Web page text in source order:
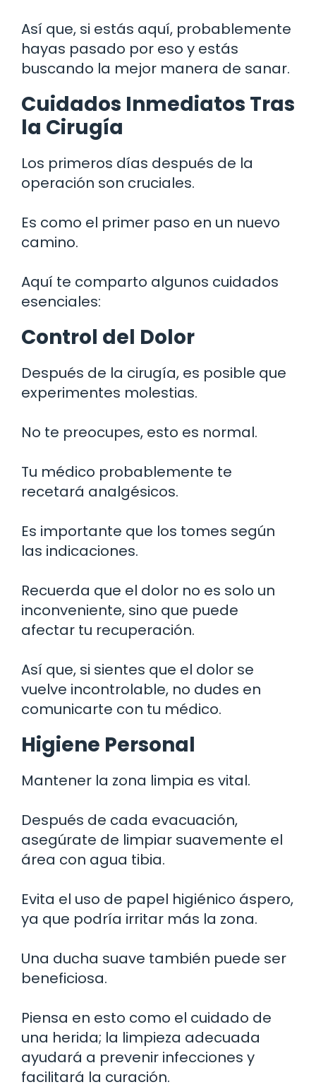
Así que, si estás aquí, probablemente
hayas pasado por eso y estás
buscando la mejor manera de sanar.
Cuidados Inmediatos Tras
la Cirugía
Los primeros días después de la
operación son cruciales.
Es como el primer paso en un nuevo
camino.
Aquí te comparto algunos cuidados
esenciales:
Control del Dolor
Después de la cirugía, es posible que
experimentes molestias.
No te preocupes, esto es normal.
Tu médico probablemente te
recetará analgésicos.
Es importante que los tomes según
las indicaciones.
Recuerda que el dolor no es solo un
inconveniente, sino que puede
afectar tu recuperación.
Así que, si sientes que el dolor se
vuelve incontrolable, no dudes en
comunicarte con tu médico.
Higiene Personal
Mantener la zona limpia es vital.
Después de cada evacuación,
asegúrate de limpiar suavemente el
área con agua tibia.
Evita el uso de papel higiénico áspero,
ya que podría irritar más la zona.
Una ducha suave también puede ser
beneficiosa.
Piensa en esto como el cuidado de
una herida; la limpieza adecuada
ayudará a prevenir infecciones y
facilitará la curación.